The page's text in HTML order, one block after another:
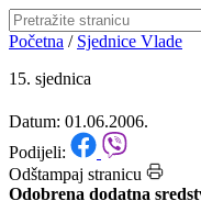
Pale-
Kontakt
15. sjednica
Datum: 01.06.2006.